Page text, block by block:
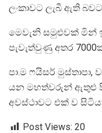
ලංකාවට ලැබී ඇති
මෙවැනි සමුළුවක් මින්
පැවැත්වුණු අතර
පා.ම ෆයිසර්
යන මහත්වරුන් ඇතුළු
අවස්ථාවට එක් ව
Post Views: 20